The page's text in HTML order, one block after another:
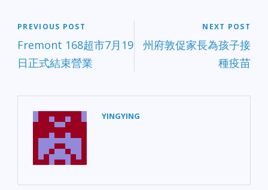
PREVIOUS POST
Fremont 168超市7月19
日正式結束營業
NEXT POST
州府敦促家長為孩子接
種疫苗
YINGYING